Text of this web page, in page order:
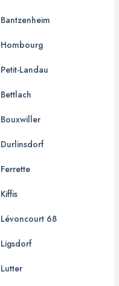
Bantzenheim
Hombourg
Petit-Landau
Bettlach
Bouxwiller
Durlinsdorf
Ferrette
Kiffis
Lévoncourt 68
Ligsdorf
Lutter